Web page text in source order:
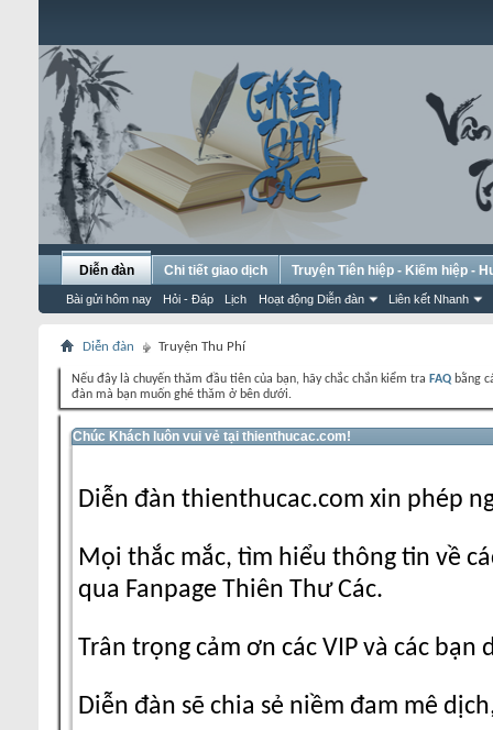
Diễn đàn
Bài gửi hôm nay Hỏi - Đáp Lịch Hoạt động Diễn đàn Liên kết Nhanh
Chi tiết giao dịch Truyện Tiên hiệp - Kiếm hiệp -
Diễn đàn Truyện Thu Phí
Nếu đây là chuyến thăm đầu tiên của bạn, hãy chắc chắn kiểm tra FAQ bằng
đàn mà bạn muốn ghé thăm ở bên dưới.
Chúc Khách luôn vui vẻ tại thienthucac.com!
Diễn đàn thienthucac.com xin phép
Mọi thắc mắc, tìm hiểu thông tin về
qua Fanpage Thiên Thư Các.
Trân trọng cảm ơn các VIP và các
Diễn đàn sẽ chia sẻ niềm đam mê